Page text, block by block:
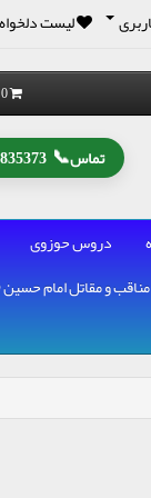
لیست دلخواه
0 محصول - 0 تومان
تماس📞
دروس حوزوی
مناقب و مقاتل امام